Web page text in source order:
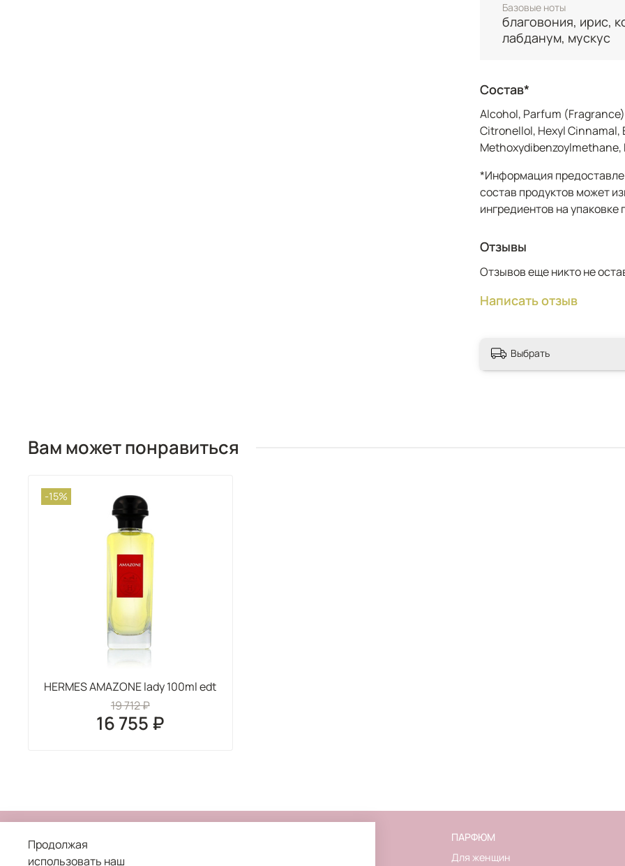
Базовые ноты
благовония, ирис,
лабданум, мускус
Состав*
Alcohol, Parfum
Citronellol, Hexyl
*Информация
состав продуктов может
ингредиентов на упаковке
Отзывы
Отзывов еще никто не
Написать отзыв
Выбрать
Вам может понравиться
-15%
HERMES AMAZONE lady 100ml edt
19 712 ₽
16 755 ₽
ПАРФЮМ
Для женщин
Продолжая
использовать наш